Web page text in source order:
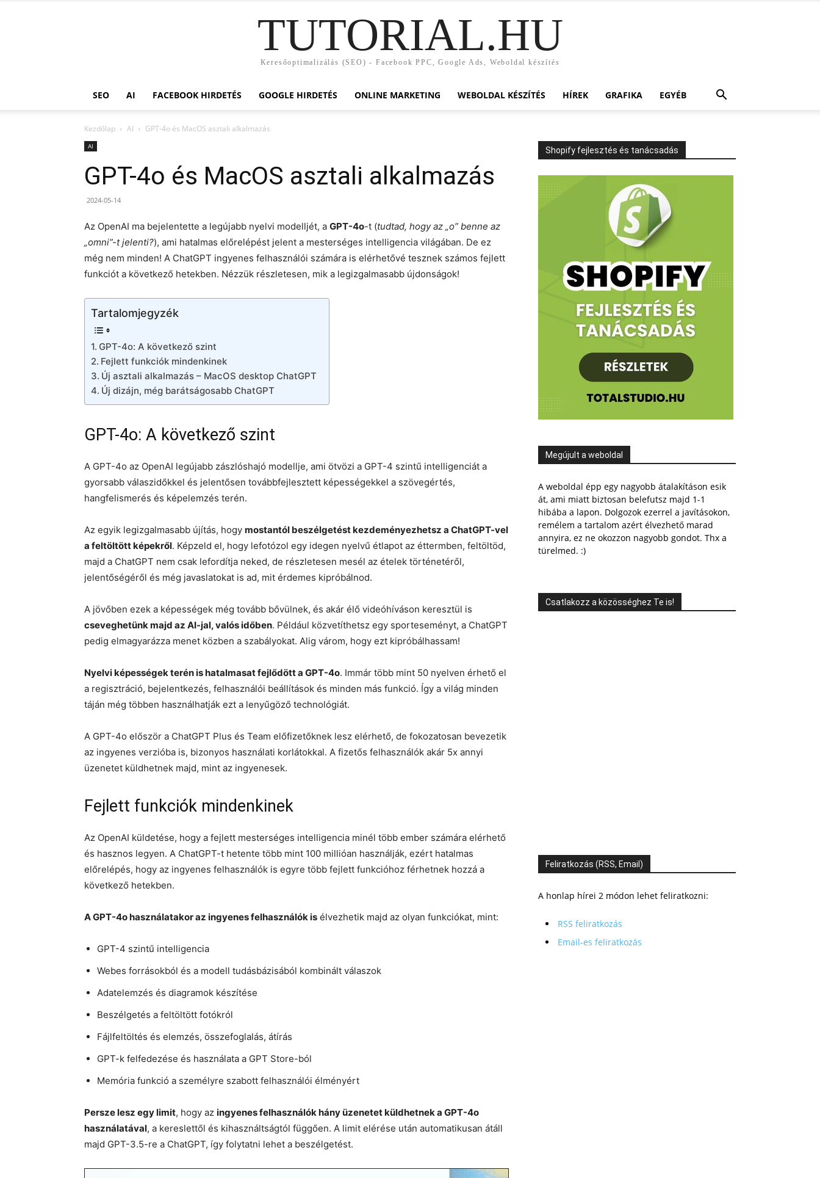
TUTORIAL.HU
Keresőoptimalizálás (SEO) - Facebook PPC, Google Ads, Weboldal készítés
SEO AI FACEBOOK HIRDETÉS GOOGLE HIRDETÉS ONLINE MARKETING WEBOLDAL KÉSZÍTÉS HÍREK GRAFIKA EGYÉB
Kezdőlap AI GPT-4o és MacOS asztali alkalmazás
AI
GPT-4o és MacOS asztali alkalmazás
2024-05-14
Az OpenAI ma bejelentette a legújabb nyelvi modelljét, a GPT-4o-t (tudtad, hogy az „o” benne az
„omni”-t jelenti?), ami hatalmas előrelépést jelent a mesterséges intelligencia világában. De ez
még nem minden! A ChatGPT ingyenes felhasználói számára is elérhetővé tesznek számos fejlett
funkciót a következő hetekben. Nézzük részletesen, mik a legizgalmasabb újdonságok!
Tartalomjegyzék
GPT-4o: A következő szint
Fejlett funkciók mindenkinek
Új asztali alkalmazás – MacOS desktop ChatGPT
Új dizájn, még barátságosabb ChatGPT
GPT-4o: A következő szint
A GPT-4o az OpenAI legújabb zászlóshajó modellje, ami ötvözi a GPT-4 szintű intelligenciát a
gyorsabb válaszidőkkel és jelentősen továbbfejlesztett képességekkel a szövegértés,
hangfelismerés és képelemzés terén.
Az egyik legizgalmasabb újítás, hogy mostantól beszélgetést kezdeményezhetsz a ChatGPT-vel
a feltöltött képekről. Képzeld el, hogy lefotózol egy idegen nyelvű étlapot az éttermben, feltöltöd,
majd a ChatGPT nem csak lefordítja neked, de részletesen mesél az ételek történetéről,
jelentőségéről és még javaslatokat is ad, mit érdemes kipróbálnod.
A jövőben ezek a képességek még tovább bővülnek, és akár élő videóhíváson keresztül is
cseveghetünk majd az AI-jal, valós időben. Például közvetíthetsz egy sporteseményt, a ChatGPT
pedig elmagyarázza menet közben a szabályokat. Alig várom, hogy ezt kipróbálhassam!
Nyelvi képességek terén is hatalmasat fejlődött a GPT-4o. Immár több mint 50 nyelven érhető el
a regisztráció, bejelentkezés, felhasználói beállítások és minden más funkció. Így a világ minden
táján még többen használhatják ezt a lenyűgöző technológiát.
A GPT-4o először a ChatGPT Plus és Team előfizetőknek lesz elérhető, de fokozatosan bevezetik
az ingyenes verzióba is, bizonyos használati korlátokkal. A fizetős felhasználók akár 5x annyi
üzenetet küldhetnek majd, mint az ingyenesek.
Fejlett funkciók mindenkinek
Az OpenAI küldetése, hogy a fejlett mesterséges intelligencia minél több ember számára elérhető
és hasznos legyen. A ChatGPT-t hetente több mint 100 millióan használják, ezért hatalmas
előrelépés, hogy az ingyenes felhasználók is egyre több fejlett funkcióhoz férhetnek hozzá a
következő hetekben.
A GPT-4o használatakor az ingyenes felhasználók is élvezhetik majd az olyan funkciókat, mint:
GPT-4 szintű intelligencia
Webes forrásokból és a modell tudásbázisából kombinált válaszok
Adatelemzés és diagramok készítése
Beszélgetés a feltöltött fotókról
Fájlfeltöltés és elemzés, összefoglalás, átírás
GPT-k felfedezése és használata a GPT Store-ból
Memória funkció a személyre szabott felhasználói élményért
Persze lesz egy limit, hogy az ingyenes felhasználók hány üzenetet küldhetnek a GPT-4o
használatával, a kereslettől és kihasználtságtól függően. A limit elérése után automatikusan átáll
majd GPT-3.5-re a ChatGPT, így folytatni lehet a beszélgetést.
Shopify fejlesztés és tanácsadás
Megújult a weboldal
A weboldal épp egy nagyobb átalakításon esik
át, ami miatt biztosan belefutsz majd 1-1
hibába a lapon. Dolgozok ezerrel a javításokon,
remélem a tartalom azért élvezhető marad
annyira, ez ne okozzon nagyobb gondot. Thx a
türelmed. :)
Csatlakozz a közösséghez Te is!
Feliratkozás (RSS, Email)
A honlap hírei 2 módon lehet feliratkozni:
RSS feliratkozás
Email-es feliratkozás